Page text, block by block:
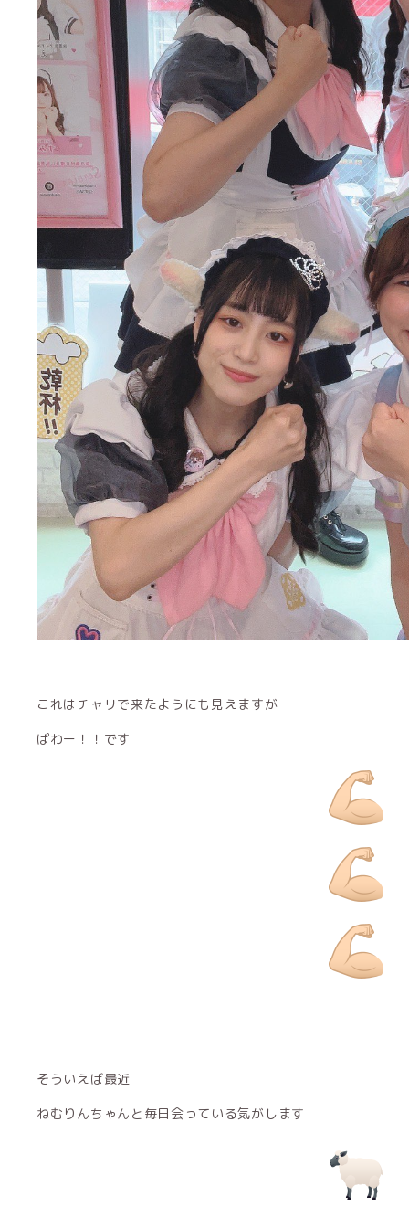
これはチャリで来たようにも見えますが
ぱわー！！です
そういえば最近
ねむりんちゃんと毎日会っている気がします